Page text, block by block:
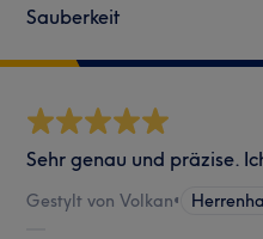
Sauberkeit
Sehr genau und präzise.
Gestylt von Volkan•